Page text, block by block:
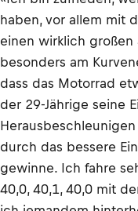
haben, vor allem mit
einen wirklich
besonders am
dass das Motorrad
der 29-Jährige seine
durch das bessere
gewinne. Ich fahre
40,0, 40,1, 40,0 mit